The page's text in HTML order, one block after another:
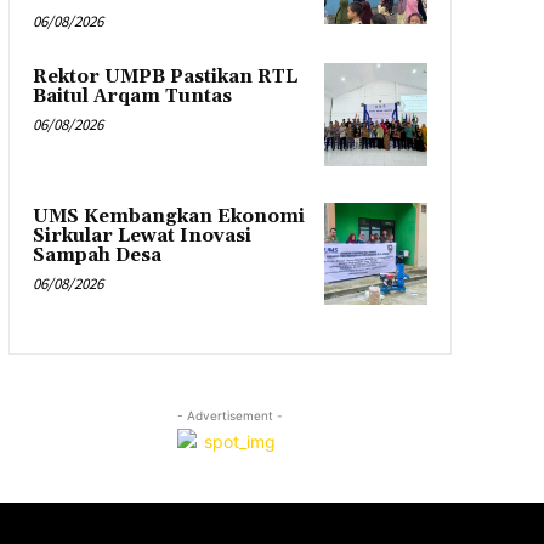
06/08/2026
Rektor UMPB Pastikan RTL
Baitul Arqam Tuntas
06/08/2026
UMS Kembangkan Ekonomi
Sirkular Lewat Inovasi
Sampah Desa
06/08/2026
- Advertisement -